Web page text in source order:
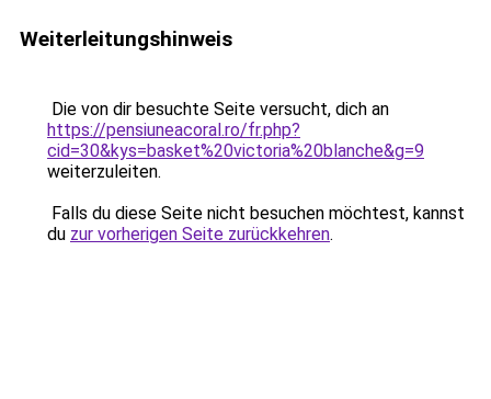
Weiterleitungshinweis
Die von dir besuchte Seite versucht, dich an
https://pensiuneacoral.ro/fr.php?
cid=30&kys=basket%20victoria%20blanche&g=9
weiterzuleiten.
Falls du diese Seite nicht besuchen möchtest, kannst
du zur vorherigen Seite zurückkehren.